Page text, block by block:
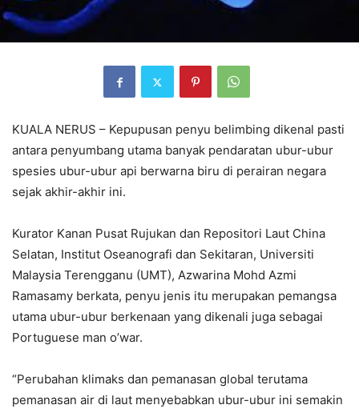
KUALA NERUS – Kepupusan penyu belimbing dikenal pasti
antara penyumbang utama banyak pendaratan ubur-ubur
spesies ubur-ubur api berwarna biru di perairan negara
sejak akhir-akhir ini.
Kurator Kanan Pusat Rujukan dan Repositori Laut China
Selatan, Institut Oseanografi dan Sekitaran, Universiti
Malaysia Terengganu (UMT), Azwarina Mohd Azmi
Ramasamy berkata, penyu jenis itu merupakan pemangsa
utama ubur-ubur berkenaan yang dikenali juga sebagai
Portuguese man o’war.
“Perubahan klimaks dan pemanasan global terutama
pemanasan air di laut menyebabkan ubur-ubur ini semakin